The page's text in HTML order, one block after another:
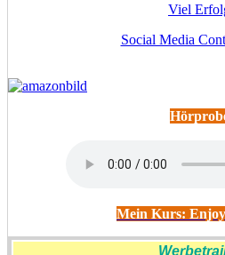
Viel
Social Media
Mein Kurs: